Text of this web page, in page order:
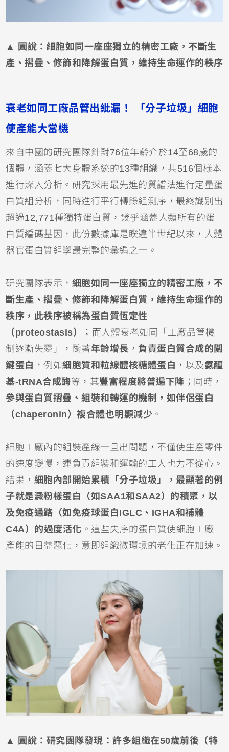
▲ 圖說：細胞如同一座座獨立的精密工廠，不斷生
產、摺疊、修飾和降解蛋白質，維持生命運作的秩序
衰老如同工廠品管出紕漏！ 「分子垃圾」細胞
使產能大當機
來自中國的研究團隊針對76位年齡介於14至68歲的
個體，涵蓋七大身體系統的13種組織，共516個樣本
進行深入分析。研究採用最先進的質譜法進行定量蛋
白質組分析，同時進行平行轉錄組測序，最終識別出
超過12,771種獨特蛋白質，幾乎涵蓋人類所有的蛋
白質編碼基因，此份數據庫是睽違半世紀以來，人體
器官蛋白質組學最完整的彙編之一。
研究團隊表示， 細胞如同一座座獨立的精密工廠，不
斷生產、摺疊、修飾和降解蛋白質，維持生命運作的
秩序，此秩序被稱為蛋白質恆定性
（proteostasis）
；而人體衰老如同「工廠品管機
制逐漸失靈」，隨著年齡增長 ， 負責蛋白質合成的關
鍵蛋白 ，例如細胞質和粒線體核糖體蛋白 ，以及氨醯
基-tRNA合成酶等，其豐富程度將普遍下降 ；同時，
參與蛋白質摺疊、組裝和轉運的機制，如伴侶蛋白
（chaperonin）複合體也明顯減少 。
細胞工廠內的組裝產線一旦出問題，不僅使生產零件
的速度變慢，連負責組裝和運輸的工人也力不從心。
結果， 細胞內部開始累積「分子垃圾」，最顯著的例
子就是澱粉樣蛋白（如SAA1和SAA2）的積聚，以
及免疫通路（如免疫球蛋白IGLC、IGHA和補體
C4A）的過度活化 。這些失序的蛋白質使細胞工廠
產能的日益惡化，意即組織微環境的老化正在加速。
▲ 圖說：研究團隊發現：許多組織在50歲前後（特